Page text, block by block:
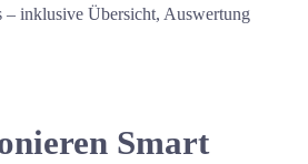
– inklusive Übersicht, Auswertung
Smart